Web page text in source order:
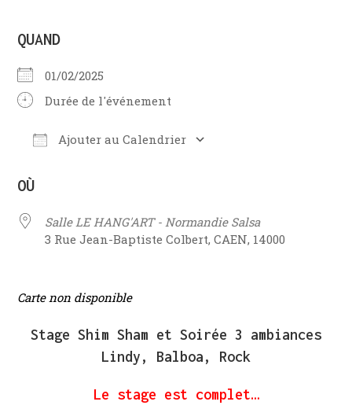
QUAND
01/02/2025
Durée de l'événement
Ajouter au Calendrier
OÙ
Salle LE HANG'ART - Normandie Salsa
3 Rue Jean-Baptiste Colbert, CAEN, 14000
Carte non disponible
Stage Shim Sham et Soirée 3 ambiances
Lindy, Balboa, Rock
Le stage est complet…